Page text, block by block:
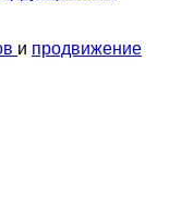
и продвижение